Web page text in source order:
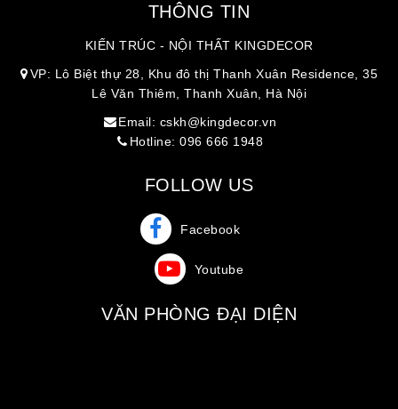
THÔNG TIN
KIẾN TRÚC - NỘI THẤT KINGDECOR
VP: Lô Biệt thự 28, Khu đô thị Thanh Xuân Residence, 35
Lê Văn Thiêm, Thanh Xuân, Hà Nội
Email: cskh@kingdecor.vn
Hotline: 096 666 1948
FOLLOW US
Facebook
Youtube
VĂN PHÒNG ĐẠI DIỆN